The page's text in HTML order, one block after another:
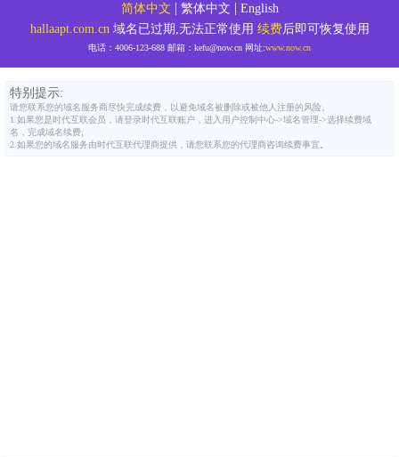
简体中文 | 繁体中文 | English
hallaapt.com.cn 域名已过期,无法正常使用 续费后即可恢复使用
电话： 4006-123-688 邮箱： kefu@now.cn 网址:www.now.cn
特别提示:
请您联系您的域名服务商尽快完成续费，以避免域名被删除或被他人注册的风险。
1.如果您是时代互联会员，请登录时代互联账户，进入用户控制中心->域名管理->选择续费域
名，完成域名续费;
2.如果您的域名服务由时代互联代理商提供，请您联系您的代理商咨询续费事宜。